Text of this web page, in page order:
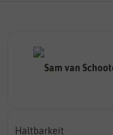
Haltbarkeit